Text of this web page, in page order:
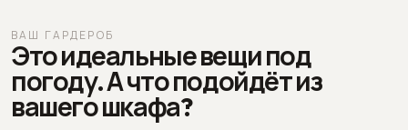
ВАШ ГАРДЕРОБ
Это идеальные вещи под
погоду. А что подойдёт из
вашего шкафа?